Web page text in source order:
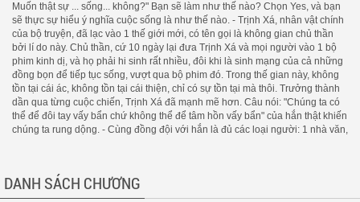
Muốn thật sự ... sống... không?" Bạn sẽ làm như thế nào? Chọn Yes, và bạn
sẽ thực sự hiểu ý nghĩa cuộc sống là như thế nào. - Trịnh Xá, nhân vật chính
của bộ truyện, đã lạc vào 1 thế giới mới, có tên gọi là không gian chủ thần
bởi lí do này. Chủ thần, cứ 10 ngày lại đưa Trịnh Xá và mọi người vào 1 bộ
phim kinh dị, và họ phải hi sinh rất nhiều, đôi khi là sinh mạng của cả những
đồng bọn để tiếp tục sống, vượt qua bộ phim đó. Trong thế gian này, không
tồn tại cái ác, không tồn tại cái thiện, chỉ có sự tồn tại mà thôi. Trưởng thành
dần qua từng cuộc chiến, Trịnh Xá đã mạnh mẽ hơn. Câu nói: "Chúng ta có
thể để đôi tay vấy bẩn chứ không thể để tâm hồn vấy bẩn" của hắn thật khiến
chúng ta rung dộng. - Cùng đồng đội với hắn là đủ các loại người: 1 nhà văn,
giúp họ mạnh mẽ hơn, để cuối cùng có thể tìm ra ý nghĩa thực sự của cuộc
sống này. - Trong thế giới đó, họ sẽ làm gì? Buông xuôi, hay vượt lên số
DANH SÁCH CHƯƠNG